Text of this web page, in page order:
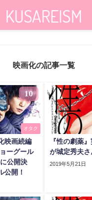
映画化の記事一覧
10
オタク
映画続編
ーグール
公開決
公開！
『性の劇薬
が城定秀夫さ
2019年5月21日